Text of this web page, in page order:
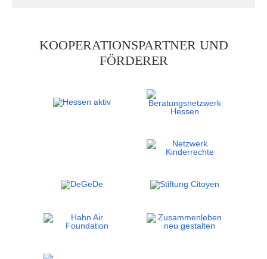
KOOPERATIONSPARTNER UND
FÖRDERER